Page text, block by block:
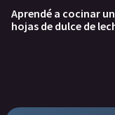
Aprendé a cocinar
hojas de dulce de